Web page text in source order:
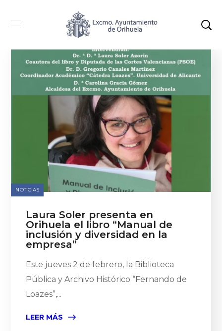
NOTICIAS
Laura Soler presenta en
Orihuela el libro “Manual de
inclusión y diversidad en la
empresa”
Este jueves 2 de febrero, la Biblioteca
Pública y Archivo Histórico “Fernando de
Loazes”,...
LEER MÁS